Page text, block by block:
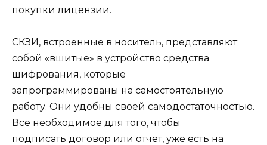
покупки лицензии.
СКЗИ, встроенные в носитель, представляют
собой «вшитые» в устройство средства
шифрования, которые
запрограммированы на самостоятельную
работу. Они удобны своей самодостаточностью.
Все необходимое для того, чтобы
подписать договор или отчет, уже есть на